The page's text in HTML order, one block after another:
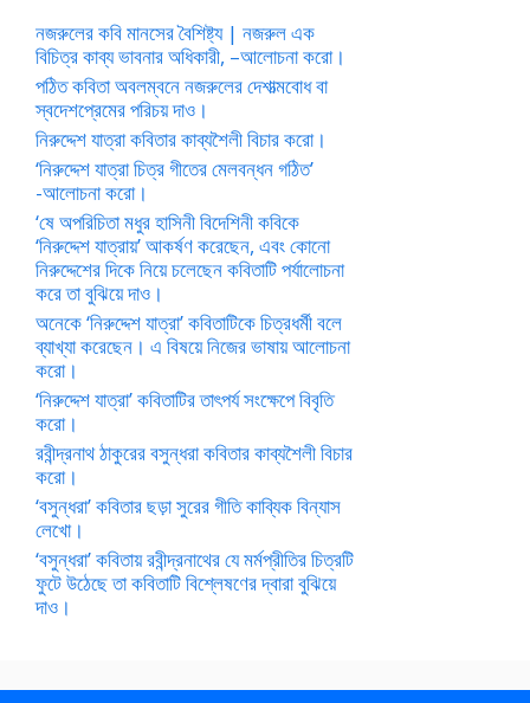
নজরুলের কবি মানসের বৈশিষ্ট্য | নজরুল এক
বিচিত্র কাব্য ভাবনার অধিকারী, –আলোচনা করো।
পঠিত কবিতা অবলম্বনে নজরুলের দেশাত্মবোধ বা
স্বদেশপ্রেমের পরিচয় দাও।
নিরুদ্দেশ যাত্রা কবিতার কাব্যশৈলী বিচার করো।
‘নিরুদ্দেশ যাত্রা চিত্র গীতের মেলবন্ধন গঠিত’
-আলোচনা করো।
‘ষে অপরিচিতা মধুর হাসিনী বিদেশিনী কবিকে
‘নিরুদ্দেশ যাত্রায়’ আকর্ষণ করেছেন, এবং কোনো
নিরুদ্দেশের দিকে নিয়ে চলেছেন কবিতাটি পর্যালোচনা
করে তা বুঝিয়ে দাও।
অনেকে ‘নিরুদ্দেশ যাত্রা’ কবিতাটিকে চিত্রধর্মী বলে
ব্যাখ্যা করেছেন। এ বিষয়ে নিজের ভাষায় আলোচনা
করো।
‘নিরুদ্দেশ যাত্রা’ কবিতাটির তাৎপর্য সংক্ষেপে বিবৃতি
করো।
রবীন্দ্রনাথ ঠাকুরের বসুন্ধরা কবিতার কাব্যশৈলী বিচার
করো।
‘বসুন্ধরা’ কবিতার ছড়া সুরের গীতি কাব্যিক বিন্যাস
লেখো।
‘বসুন্ধরা’ কবিতায় রবীন্দ্রনাথের যে মর্মপ্রীতির চিত্রটি
ফুটে উঠেছে তা কবিতাটি বিশ্লেষণের দ্বারা বুঝিয়ে
দাও।